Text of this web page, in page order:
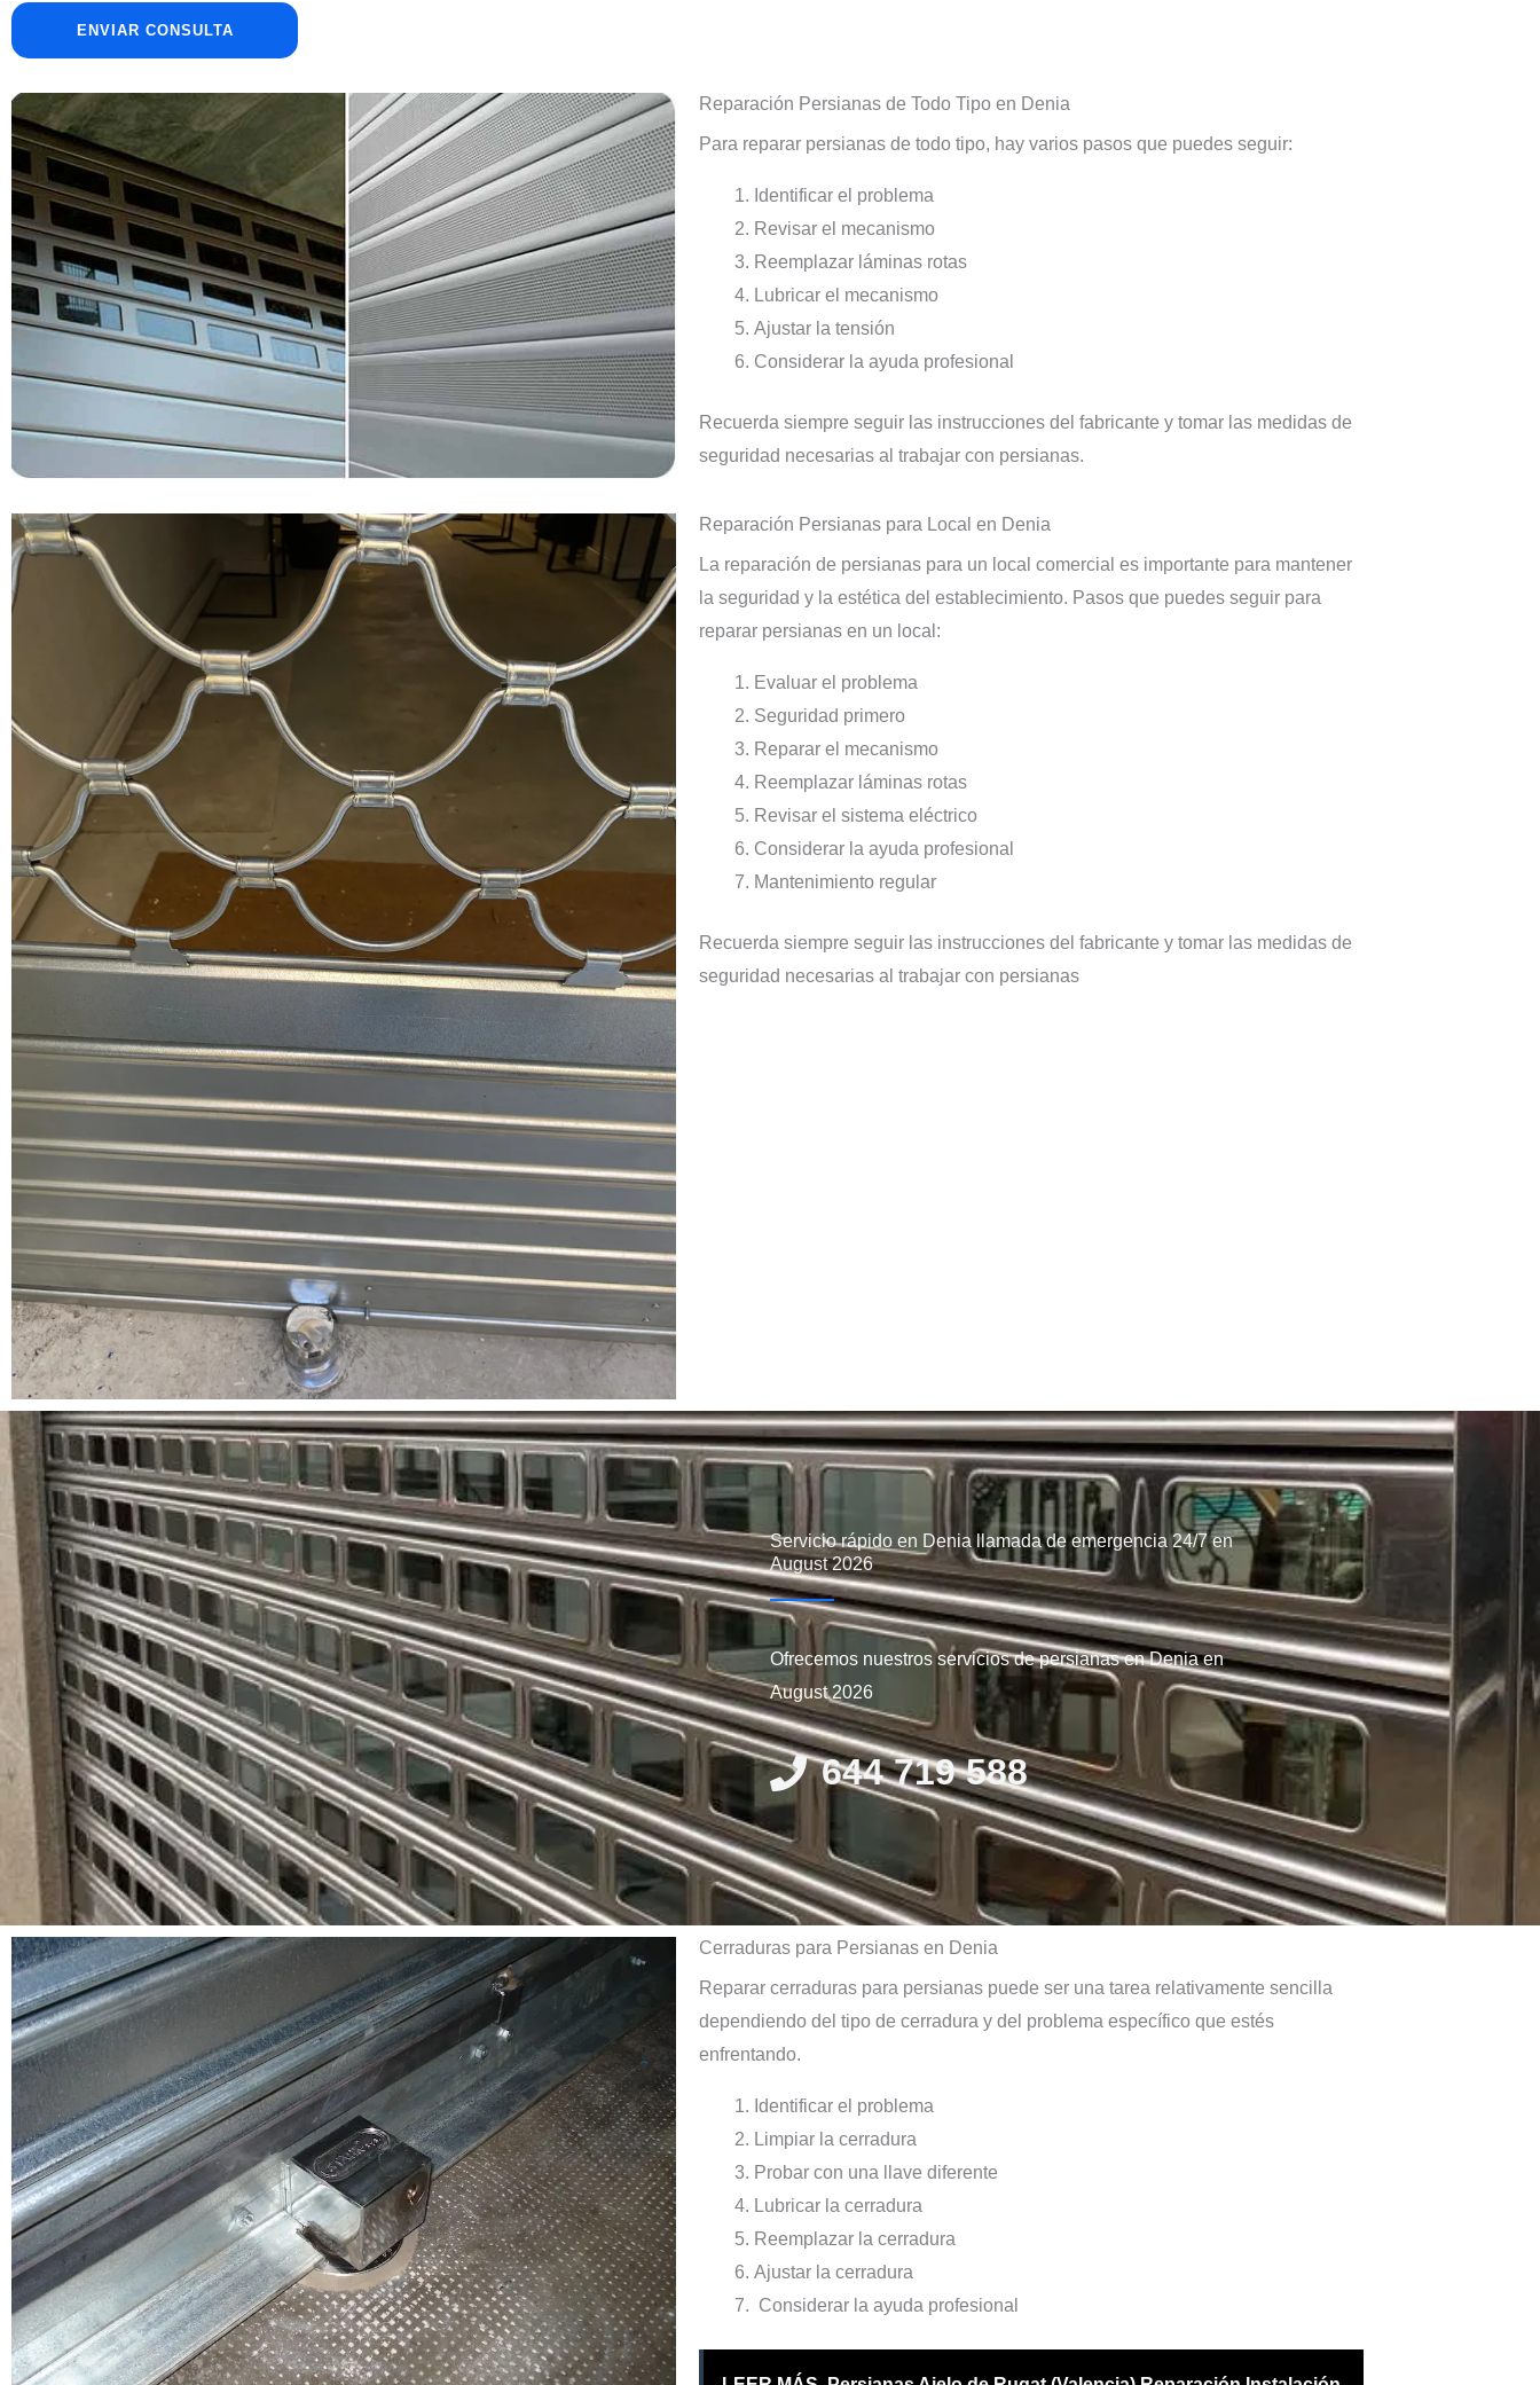
Reparación Persianas de Todo Tipo en Denia
Para reparar persianas de todo tipo, hay varios pasos que puedes seguir:
Identificar el problema
Revisar el mecanismo
Reemplazar láminas rotas
Lubricar el mecanismo
Ajustar la tensión
Considerar la ayuda profesional
Recuerda siempre seguir las instrucciones del fabricante y tomar las medidas de
seguridad necesarias al trabajar con persianas.
Reparación Persianas para Local en Denia
La reparación de persianas para un local comercial es importante para mantener
la seguridad y la estética del establecimiento. Pasos que puedes seguir para
reparar persianas en un local:
Evaluar el problema
Seguridad primero
Reparar el mecanismo
Reemplazar láminas rotas
Revisar el sistema eléctrico
Considerar la ayuda profesional
Mantenimiento regular
Recuerda siempre seguir las instrucciones del fabricante y tomar las medidas de
seguridad necesarias al trabajar con persianas
Servicio rápido en Denia llamada de emergencia 24/7 en
August 2026
Ofrecemos nuestros servicios de persianas en Denia en
August 2026
644 719 588
Cerraduras para Persianas en Denia
Reparar cerraduras para persianas puede ser una tarea relativamente sencilla
dependiendo del tipo de cerradura y del problema específico que estés
enfrentando.
Identificar el problema
Limpiar la cerradura
Probar con una llave diferente
Lubricar la cerradura
Reemplazar la cerradura
Ajustar la cerradura
Considerar la ayuda profesional